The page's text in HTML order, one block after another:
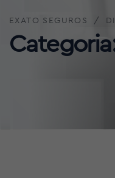
EXATO SEGUROS